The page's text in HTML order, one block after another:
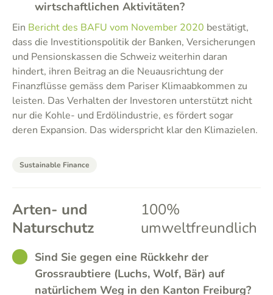
wirtschaftlichen Aktivitäten?
Ein Bericht des BAFU vom November 2020 bestätigt,
dass die Investitionspolitik der Banken, Versicherungen
und Pensionskassen die Schweiz weiterhin daran
hindert, ihren Beitrag an die Neuausrichtung der
Finanzflüsse gemäss dem Pariser Klimaabkommen zu
leisten. Das Verhalten der Investoren unterstützt nicht
nur die Kohle- und Erdölindustrie, es fördert sogar
deren Expansion. Das widerspricht klar den Klimazielen.
Sustainable Finance
Arten- und
Naturschutz
100%
umweltfreundlich
GOODSind Sie gegen eine Rückkehr der
Grossraubtiere (Luchs, Wolf, Bär) auf
natürlichem Weg in den Kanton Freiburg?